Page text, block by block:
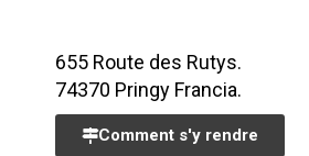
655 Route des Rutys.
74370 Pringy Francia.
Comment s'y rendre